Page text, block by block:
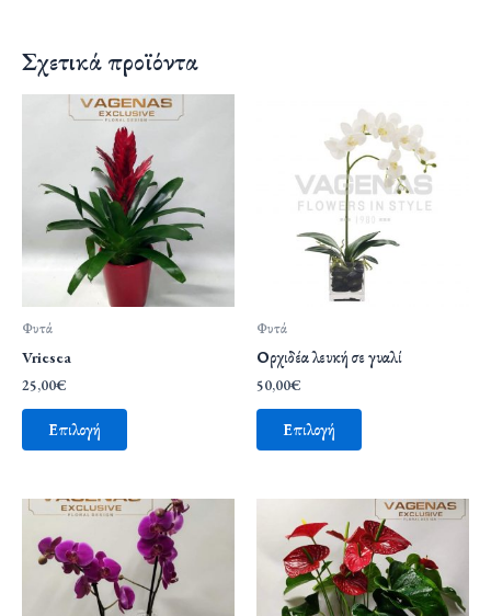
Σχετικά προϊόντα
Φυτά
Vriesea
25,00€
Επιλογή
Φυτά
Ορχιδέα λευκή σε γυαλί
50,00€
Επιλογή